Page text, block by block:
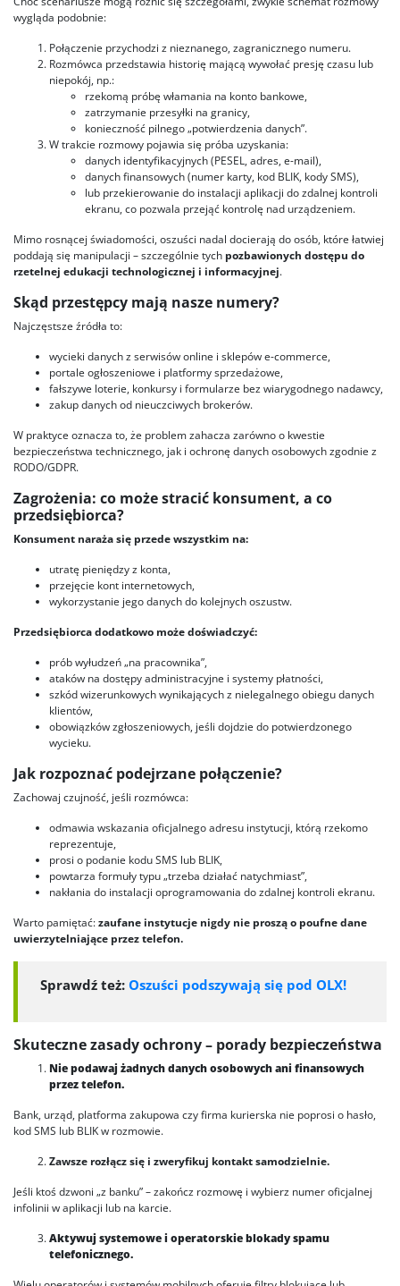
wygląda podobnie:
Połączenie przychodzi z nieznanego, zagranicznego numeru.
Rozmówca przedstawia historię mającą wywołać presję czasu lub
niepokój, np.:
rzekomą próbę włamania na konto bankowe,
zatrzymanie przesyłki na granicy,
konieczność pilnego „potwierdzenia danych”.
W trakcie rozmowy pojawia się próba uzyskania:
danych identyfikacyjnych (PESEL, adres, e-mail),
danych finansowych (numer karty, kod BLIK, kody SMS),
lub przekierowanie do instalacji aplikacji do zdalnej kontroli
ekranu, co pozwala przejąć kontrolę nad urządzeniem.
Mimo rosnącej świadomości, oszuści nadal docierają do osób, które łatwiej
poddają się manipulacji – szczególnie tych pozbawionych dostępu do
rzetelnej edukacji technologicznej i informacyjnej.
Skąd przestępcy mają nasze numery?
Najczęstsze źródła to:
wycieki danych z serwisów online i sklepów e-commerce,
portale ogłoszeniowe i platformy sprzedażowe,
fałszywe loterie, konkursy i formularze bez wiarygodnego nadawcy,
zakup danych od nieuczciwych brokerów.
W praktyce oznacza to, że problem zahacza zarówno o kwestie
bezpieczeństwa technicznego, jak i ochronę danych osobowych zgodnie z
RODO/GDPR.
Zagrożenia: co może stracić konsument, a co
przedsiębiorca?
Konsument naraża się przede wszystkim na:
utratę pieniędzy z konta,
przejęcie kont internetowych,
wykorzystanie jego danych do kolejnych oszustw.
Przedsiębiorca dodatkowo może doświadczyć:
prób wyłudzeń „na pracownika”,
ataków na dostępy administracyjne i systemy płatności,
szkód wizerunkowych wynikających z nielegalnego obiegu danych
klientów,
obowiązków zgłoszeniowych, jeśli dojdzie do potwierdzonego
wycieku.
Jak rozpoznać podejrzane połączenie?
Zachowaj czujność, jeśli rozmówca:
odmawia wskazania oficjalnego adresu instytucji, którą rzekomo
reprezentuje,
prosi o podanie kodu SMS lub BLIK,
powtarza formuły typu „trzeba działać natychmiast”,
nakłania do instalacji oprogramowania do zdalnej kontroli ekranu.
Warto pamiętać:zaufane instytucje nigdy nie proszą o poufne dane
uwierzytelniające przez telefon.
Sprawdź też: Oszuści podszywają się pod OLX!
Skuteczne zasady ochrony – porady bezpieczeństwa
Nie podawaj żadnych danych osobowych ani finansowych
przez telefon.
Bank, urząd, platforma zakupowa czy firma kurierska nie poprosi o hasło,
kod SMS lub BLIK w rozmowie.
Zawsze rozłącz się i zweryfikuj kontakt samodzielnie.
Jeśli ktoś dzwoni „z banku” – zakończ rozmowę i wybierz numer oficjalnej
infolinii w aplikacji lub na karcie.
Aktywuj systemowe i operatorskie blokady spamu
telefonicznego.